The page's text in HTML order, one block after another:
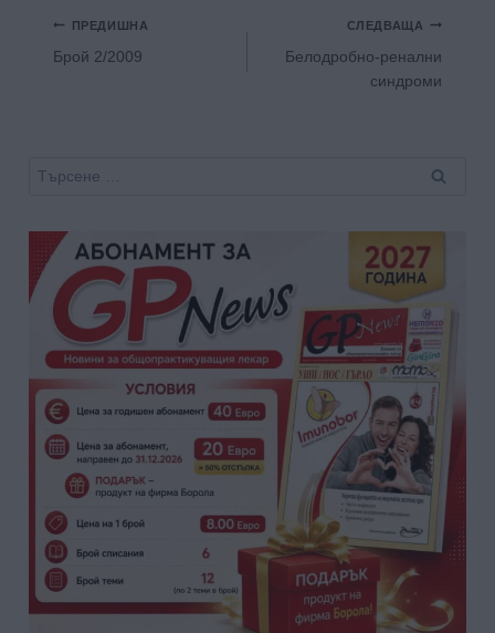
Навигация
ПРЕДИШНА
Брой 2/2009
СЛЕДВАЩА
Белодробно-ренални
синдроми
Търсене